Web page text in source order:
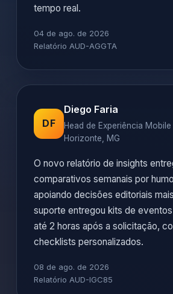
tempo real.
04 de ago. de 2026
Relatório AUD-AGGTA
DF
Diego Faria
Head de Experiência Mobile
Horizonte, MG
O novo relatório de insights
comparativos semanais por
apoiando decisões editoriais
suporte entregou kits de
até 2 horas após a solicitação,
checklists personalizados.
08 de ago. de 2026
Relatório AUD-IGC85